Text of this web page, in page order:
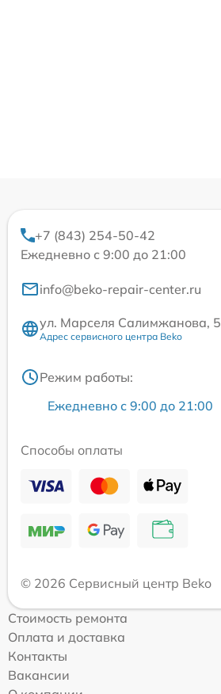
+7 (843) 254-50-42
Ежедневно с 9:00 до 21:00
info@beko-repair-center.ru
ул. Марселя Салимжанова, 5
Адрес сервисного центра Beko
Режим работы:
Ежедневно с 9:00 до 21:00
Способы оплаты
© 2026 Сервисный центр Beko
Стоимость ремонта
Оплата и доставка
Контакты
Вакансии